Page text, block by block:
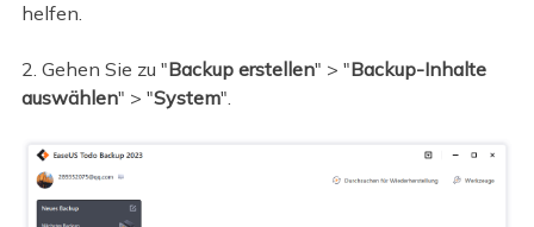
helfen.
2. Gehen Sie zu "Backup erstellen" > "Backup-Inhalte
auswählen" > "System".